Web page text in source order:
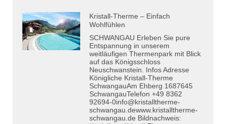
Kristall-Therme – Einfach
Wohlfühlen
SCHWANGAU Erleben Sie pure
Entspannung in unserem
weitläufigen Thermenpark mit Blick
auf das Königsschloss
Neuschwanstein. Infos Adresse
Königliche Kristall-Therme
SchwangauAm Ehberg 1687645
SchwangauTelefon +49 8362
92694-0info@kristalltherme-
schwangau.dewww.kristalltherme-
schwangau.de Bildnachweis: